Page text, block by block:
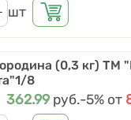
шт
(0,3 кг) ТМ
8
Цена
362.99 руб.Скидки
-5% от